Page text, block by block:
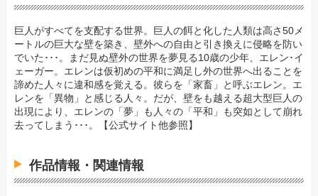
巨人がすべてを支配する世界。巨人の餌と化した人類は高さ50メ
ートルの巨大な壁を築き、壁外への自由と引き換えに侵略を防い
でいた･･･。まだ見ぬ壁外の世界を夢見る10歳の少年、エレン･イ
ェーガー。エレンは仮初めの平和に満足し外の世界へ出ることを
諦めた人々に違和感を覚える。彼らを「家畜」と呼ぶエレン。エ
レンを「異物」と感じる人々。だが、壁をも越える超大型巨人の
出現により、エレンの「夢」も人々の「平和」も突如として崩れ
去ってしまう･･･。【公式サイト他参照】
作品情報・関連情報